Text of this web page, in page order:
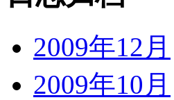
2009年12月
2009年10月